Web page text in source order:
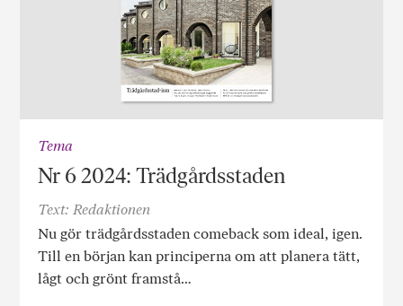
Tema
Nr 6 2024: Trädgårdsstaden
Text: Redaktionen
Nu gör trädgårdsstaden comeback som ideal, igen.
Till en början kan principerna om att planera tätt,
lågt och grönt framstå…